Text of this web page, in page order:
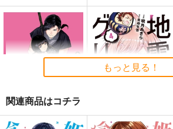
もっと見る！
関連商品はコチラ